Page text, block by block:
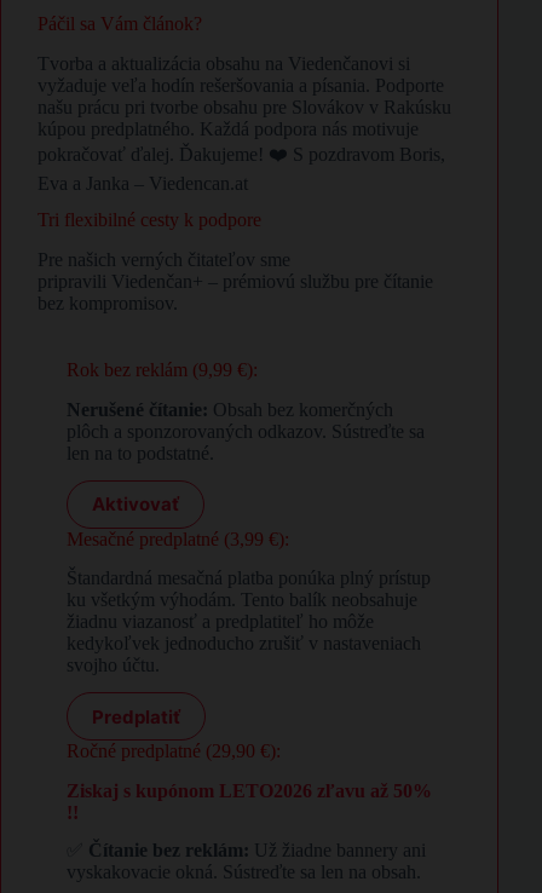
Páčil sa Vám článok?
Tvorba a aktualizácia obsahu na Viedenčanovi si
vyžaduje veľa hodín rešeršovania a písania. Podporte
našu prácu pri tvorbe obsahu pre Slovákov v Rakúsku
kúpou predplatného. Každá podpora nás motivuje
pokračovať ďalej. Ďakujeme! ❤️ S pozdravom Boris,
Eva a Janka – Viedencan.at
Tri flexibilné cesty k podpore
Pre našich verných čitateľov sme
pripravili Viedenčan+ – prémiovú službu pre čítanie
bez kompromisov.
Rok bez reklám (9,99 €):
Nerušené čítanie: Obsah bez komerčných
plôch a sponzorovaných odkazov. Sústreďte sa
len na to podstatné.
Aktivovať
Mesačné predplatné (3,99 €):
Štandardná mesačná platba ponúka plný prístup
ku všetkým výhodám. Tento balík neobsahuje
žiadnu viazanosť a predplatiteľ ho môže
kedykoľvek jednoducho zrušiť v nastaveniach
svojho účtu.
Predplatiť
Ročné predplatné (29,90 €):
Ziskaj s kupónom LETO2026 zľavu až 50%
!!
Čítanie bez reklám: Už žiadne bannery ani
vyskakovacie okná. Sústreďte sa len na obsah.